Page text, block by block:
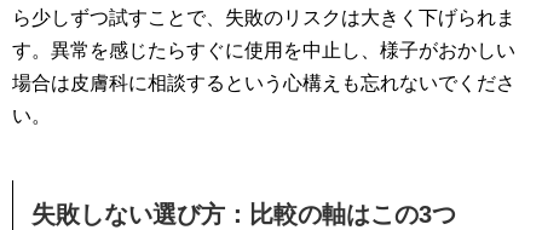
ら少しずつ試すことで、失敗のリスクは大きく下げられま
す。異常を感じたらすぐに使用を中止し、様子がおかしい
場合は皮膚科に相談するという心構えも忘れないでくださ
い。
失敗しない選び方：比較の軸はこの3つ